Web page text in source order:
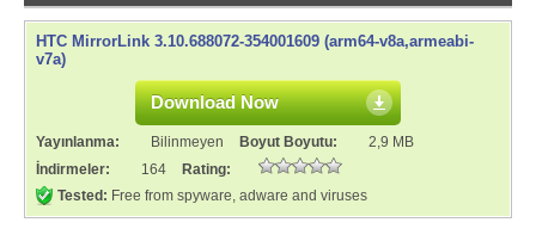
HTC MirrorLink 3.10.688072-354001609 (arm64-v8a,armeabi-
v7a)
Download Now
Yayınlanma: Bilinmeyen Boyut Boyutu:
2,9 MB
İndirmeler:
164
Rating:
Tested: Free from spyware, adware and viruses